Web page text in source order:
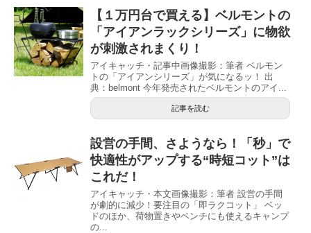
【１万円台で買える】ベルモントの
「アイアンラックシリーズ」に物欲
が刺激されまくり！
アイキャッチ・記事中画像撮影：筆者 ベルモン
トの「アイアンシリーズ」が気になるッ！ 出
典：belmont 今年発売されたベルモントのアイ...
記事を読む
設営の手間、さようなら！「秒」で
快適性がアップする“時短コット”は
これだ！
アイキャッチ・本文画像撮影：筆者 設営の手間
が劇的に減少！要注目の「即ラクコット」 ベッ
ドのほか、荷物置きやベンチにも使えるキャンプ
の...